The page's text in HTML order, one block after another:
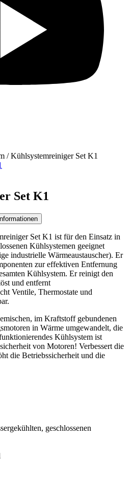
/ Kühlsystemreiniger Set K1
Set K1
Set K1 ist für den Einsatz in
Kühlsystemen geeignet
industrielle Wärmeaustauscher). Er
zur effektiven Entfernung
Kühlsystem. Er reinigt den
und entfernt
Ventile, Thermostate und
im Kraftstoff gebundenen
in Wärme umgewandelt, die
Kühlsystem ist
von Motoren! Verbessert die
die Betriebssicherheit und die
geschlossenen